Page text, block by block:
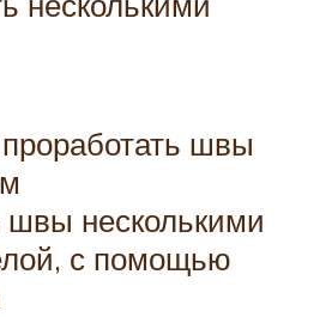
проработать швы
швы несколькими
с помощью